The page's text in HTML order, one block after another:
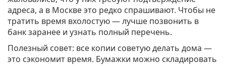
адреса, а в Москве это редко спрашивают. Чтобы не
тратить время вхолостую — лучше позвонить в
банк заранее и узнать полный перечень.
Полезный совет: все копии советую делать дома —
это сэкономит время. Бумажки можно складировать